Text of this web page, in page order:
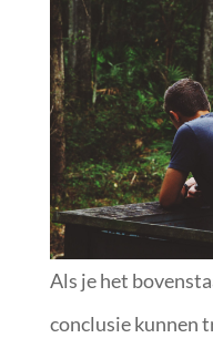
Als je het
conclusie kunnen